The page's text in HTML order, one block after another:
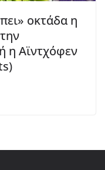
οκτάδα η
η Αϊντχόφεν